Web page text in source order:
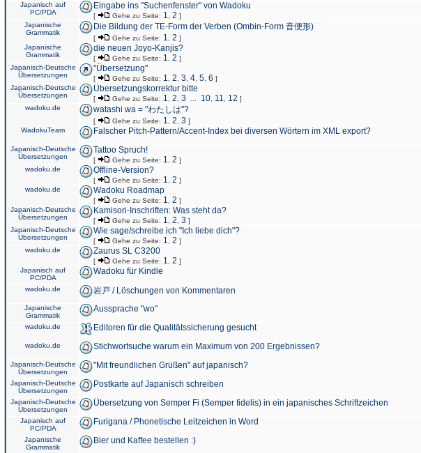
Japanisch auf
PC/PDA
Eingabe ins "Suchenfenster" von Wadoku
[ Gehe zu Seite: 1 2 ]
Japanische
Grammatik
Die Bildung der TE-Form der Verben (Ombin-Form 音便形)
[ Gehe zu Seite: 1 2 ]
Japanische
Grammatik
die neuen Joyo-Kanjis?
[ Gehe zu Seite: 1 2 ]
Japanisch-Deutsche
Übersetzungen
"Übersetzung"
[ Gehe zu Seite: 1 2 3 4 5 6 ]
Japanisch-Deutsche
Übersetzungen
Übersetzungskorrektur bitte
[ Gehe zu Seite: 1 2 3 10 11 12 ]
wadoku.de watashi wa = "わたしは"?
[ Gehe zu Seite: 1 2 3 ]
WadokuTeam Falscher Pitch-Pattern/Accent-Index bei diversen Wörtern im XML export?
Japanisch-Deutsche
Übersetzungen
Tattoo Spruch!
[ Gehe zu Seite: 1 2 ]
wadoku.de Offline-Version?
[ Gehe zu Seite: 1 2 ]
wadoku.de Wadoku Roadmap
[ Gehe zu Seite: 1 2 ]
Japanisch-Deutsche
Übersetzungen
Kamisori-Inschriften: Was steht da?
[ Gehe zu Seite: 1 2 3 ]
Japanisch-Deutsche
Übersetzungen
Wie sage/schreibe ich "Ich liebe dich"?
[ Gehe zu Seite: 1 2 ]
wadoku.de Zaurus SL C3200
[ Gehe zu Seite: 1 2 ]
Japanisch auf
PC/PDA
Wadoku für Kindle
wadoku.de 岩戸 / Löschungen von Kommentaren
Japanische
Grammatik
Aussprache "wo"
wadoku.de Editoren für die Qualitätssicherung gesucht
wadoku.de Stichwortsuche warum ein Maximum von 200 Ergebnissen?
Japanisch-Deutsche
Übersetzungen
"Mit freundlichen Grüßen" auf japanisch?
Japanisch-Deutsche
Übersetzungen
Postkarte auf Japanisch schreiben
Japanisch-Deutsche
Übersetzungen
Übersetzung von Semper Fi (Semper fidelis) in ein japanisches Schriftzeichen
Japanisch auf
PC/PDA
Furigana / Phonetische Leitzeichen in Word
Japanische
Grammatik
Bier und Kaffee bestellen :)